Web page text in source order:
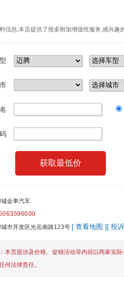
信息,本店提供了很多附加增值性服务,感兴趣
获取最低价
金車汽车
市开发区光岳南路123号 [ 查看地图 ][ 投
本页面涉及价格、促销活动等内容以商家实
何法律责任。